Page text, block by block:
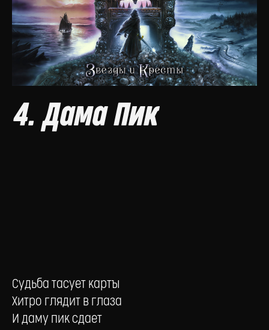
4. Дама Пик
Судьба тасует карты
Хитро глядит в глаза
И даму пик сдает